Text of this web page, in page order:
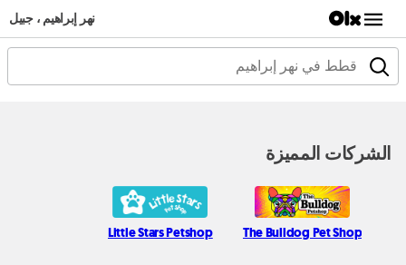
نهر إبراهيم ، جبيل
الشركات المميزة
The Bulldog Pet Shop
Little Stars Petshop